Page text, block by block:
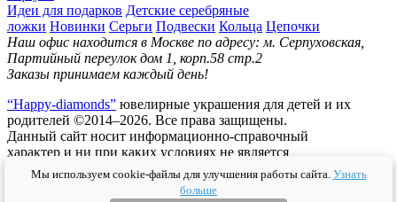
Идеи для подарков Детские серебряные
ложки Новинки Серьги Подвески Кольца Цепочки
Наш офис находится в Москве по адресу: м. Серпуховская,
Партийный переулок дом 1, корп.58 стр.2
Заказы принимаем каждый день!
“Happy-diamonds” ювелирные украшения для детей и их
родителей ©2014–2026. Все права защищены.
Данный сайт носит информационно-справочный
характер и ни при каких условиях не является
публичной офертой.
Политика конфидециальности Публичная оферта
Мы используем cookie-файлы для улучшения работы сайта. Узнать
больше